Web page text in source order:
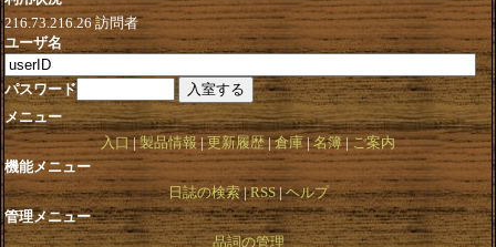
216.73.216.26訪問者
ユーザ名
パスワード
メニュー
入口 製品情報 更新履歴 倉庫 名簿 ご案内
機能メニュー
日誌の検索 RSS ヘルプ
管理メニュー
品詞の管理